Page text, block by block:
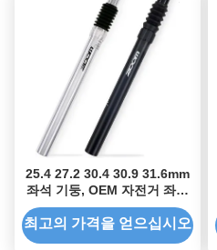
25.4 27.2 30.4 30.9 31.6mm
좌석 기둥, OEM 자전거 좌석
기둥
최고의 가격을 얻으십시오